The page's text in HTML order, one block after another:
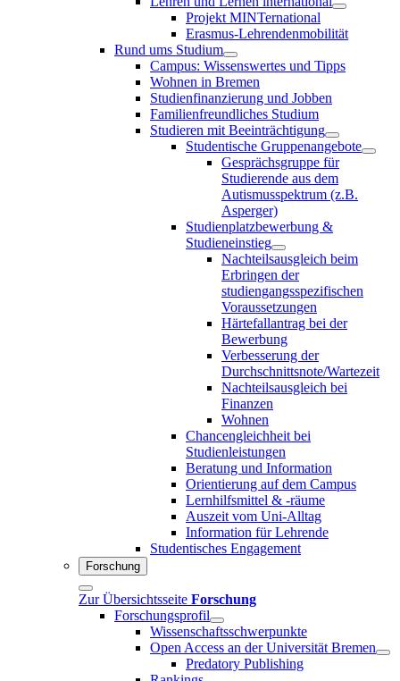
Projekt MINTernational
Erasmus-Lehrendenmobilität
Rund ums Studium
Campus: Wissenswertes und Tipps
Wohnen in Bremen
Studienfinanzierung und Jobben
Familienfreundliches Studium
Studieren mit Beeinträchtigung
Studentische Gruppenangebote
Gesprächsgruppe für
Studierende aus dem
Autismusspektrum (z.B.
Asperger)
Studienplatzbewerbung &
Studieneinstieg
Nachteilsausgleich beim
Erbringen der
studiengangsspezifischen
Voraussetzungen
Härtefallantrag bei der
Bewerbung
Verbesserung der
Durchschnittsnote/Wartezeit
Nachteilsausgleich bei
Finanzen
Wohnen
Chancengleichheit bei
Studienleistungen
Beratung und Information
Orientierung auf dem Campus
Lernhilfsmittel & -räume
Auszeit vom Uni-Alltag
Information für Lehrende
Studentisches Engagement
Forschung
Zur Übersichtsseite Forschung
Forschungsprofil
Wissenschaftsschwerpunkte
Open Access an der Universität Bremen
Predatory Publishing